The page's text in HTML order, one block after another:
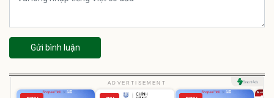
Gửi bình luận
ADVERTISEMENT